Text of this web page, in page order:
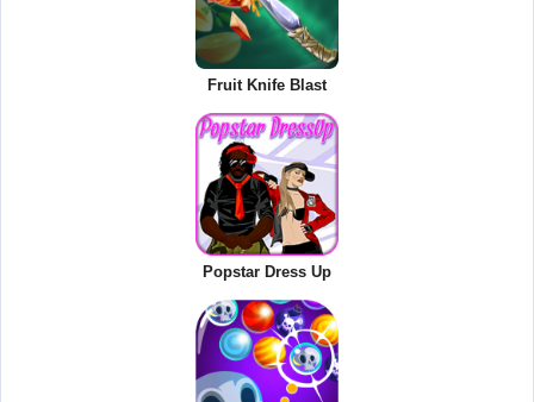
Fruit Knife Blast
Popstar Dress Up